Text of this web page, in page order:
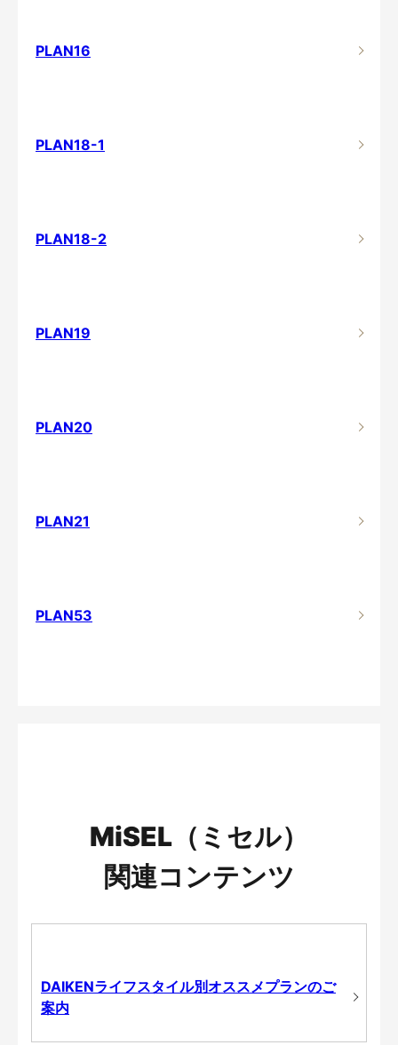
PLAN16
PLAN18-1
PLAN18-2
PLAN19
PLAN20
PLAN21
PLAN53
MiSEL（ミセル）
関連コンテンツ
DAIKENライフスタイル別オススメプランのご
案内